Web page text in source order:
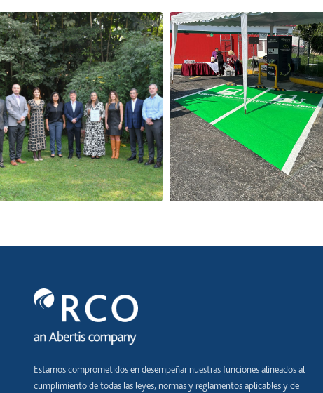
Estamos comprometidos en desempeñar nuestras funciones alineados al
cumplimiento de todas las leyes, normas y reglamentos aplicables y de